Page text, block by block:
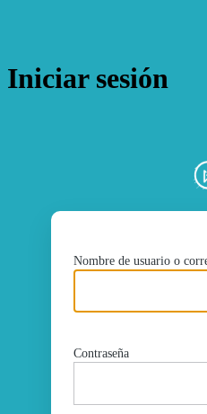
Iniciar sesión
Nombre de usuario o
Contraseña